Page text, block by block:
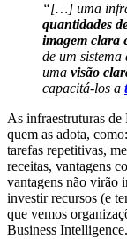
“[…] uma
quantidades
imagem clara
de um sistema
uma visão
capacitá-los a
As infraestruturas de
quem as adota,
tarefas repetitivas,
receitas, vantagens
vantagens não virão
investir recursos (e
que vemos
Business Intelligence.